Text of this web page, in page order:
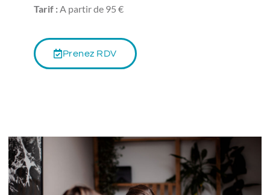
Tarif :A partir de 95 €
Prenez RDV